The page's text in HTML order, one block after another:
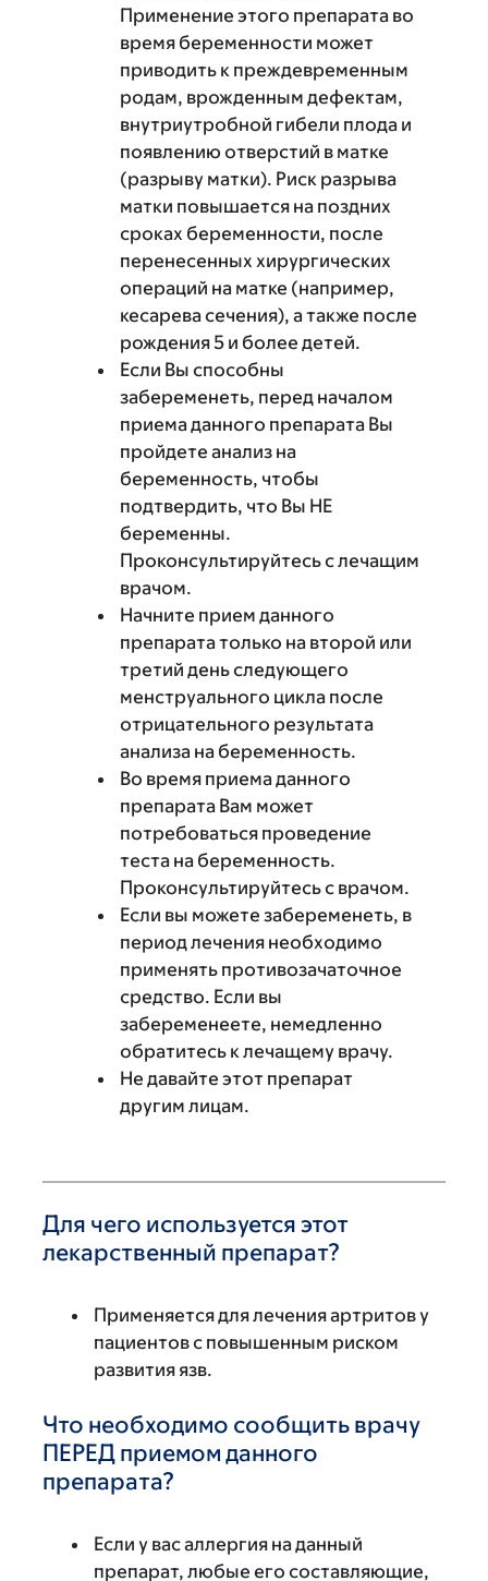
Применение этого препарата во
время беременности может
приводить к преждевременным
родам, врожденным дефектам,
внутриутробной гибели плода и
появлению отверстий в матке
(разрыву матки). Риск разрыва
матки повышается на поздних
сроках беременности, после
перенесенных хирургических
операций на матке (например,
кесарева сечения), а также после
рождения 5 и более детей.
Если Вы способны
забеременеть, перед началом
приема данного препарата Вы
пройдете анализ на
беременность, чтобы
подтвердить, что Вы НЕ
беременны.
Проконсультируйтесь с лечащим
врачом.
Начните прием данного
препарата только на второй или
третий день следующего
менструального цикла после
отрицательного результата
анализа на беременность.
Во время приема данного
препарата Вам может
потребоваться проведение
теста на беременность.
Проконсультируйтесь с врачом.
Если вы можете забеременеть, в
период лечения необходимо
применять противозачаточное
средство. Если вы
забеременеете, немедленно
обратитесь к лечащему врачу.
Не давайте этот препарат
другим лицам.
Для чего используется этот
лекарственный препарат?
Применяется для лечения артритов у
пациентов с повышенным риском
развития язв.
Что необходимо сообщить врачу
ПЕРЕД приемом данного
препарата?
Если у вас аллергия на данный
препарат, любые его составляющие,